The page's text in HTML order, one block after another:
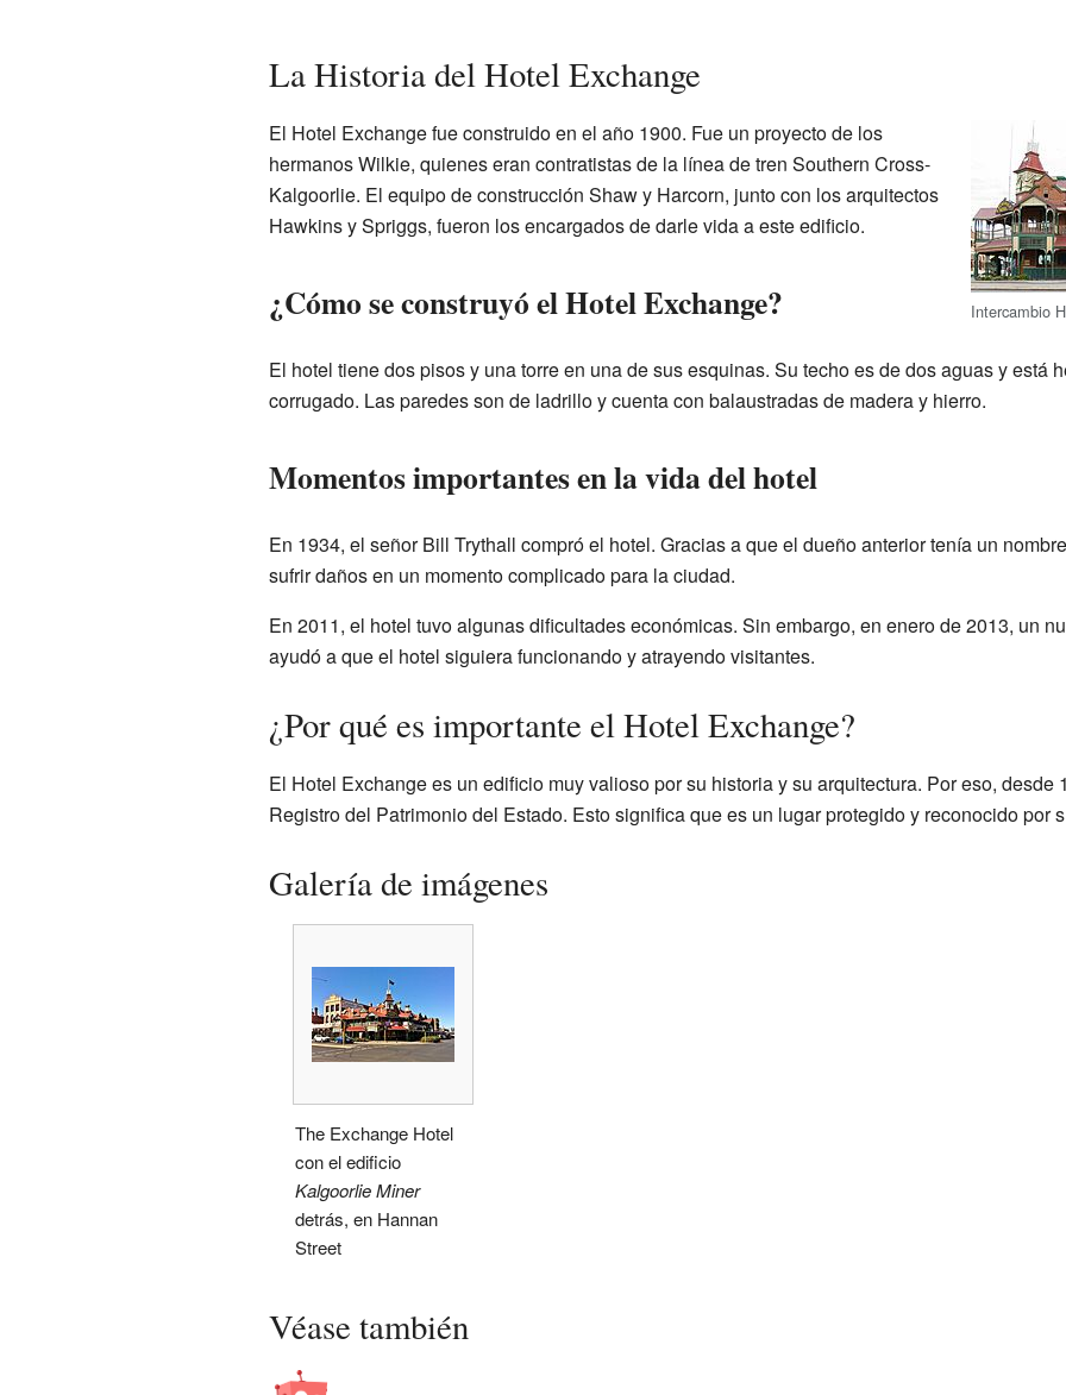
La Historia del Hotel Exchange
Intercambio
El Hotel Exchange fue construido en el año 1900. Fue un proyecto de los
hermanos Wilkie, quienes eran contratistas de la línea de tren Southern Cross-
Kalgoorlie. El equipo de construcción Shaw y Harcorn, junto con los arquitectos
Hawkins y Spriggs, fueron los encargados de darle vida a este edificio.
¿Cómo se construyó el Hotel Exchange?
El hotel tiene dos pisos y una torre en una de sus esquinas. Su techo es de dos aguas y está
corrugado. Las paredes son de ladrillo y cuenta con balaustradas de madera y hierro.
Momentos importantes en la vida del hotel
En 1934, el señor Bill Trythall compró el hotel. Gracias a que el dueño anterior tenía un
sufrir daños en un momento complicado para la ciudad.
En 2011, el hotel tuvo algunas dificultades económicas. Sin embargo, en enero de 2013, un
ayudó a que el hotel siguiera funcionando y atrayendo visitantes.
¿Por qué es importante el Hotel Exchange?
El Hotel Exchange es un edificio muy valioso por su historia y su arquitectura. Por eso, desde
Registro del Patrimonio del Estado. Esto significa que es un lugar protegido y reconocido por
Galería de imágenes
The Exchange Hotel
con el edificio
Kalgoorlie Miner
detrás, en Hannan
Street
Véase también